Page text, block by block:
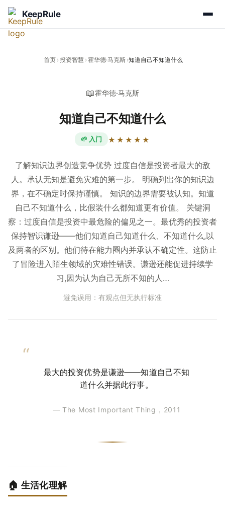
KeepRule
首页 ›投资智慧 ›霍华德·马克斯 ›知道自己不知道什么
📖霍华德·马克斯
知道自己不知道什么
🌱 入门 ★★★★★
了解知识边界创造竞争优势 过度自信是投资者最大的敌
人。承认无知是避免灾难的第一步。 明确列出你的知识边
界，在不确定时保持谨慎。 知识的边界需要被认知。知道
自己不知道什么，比假装什么都知道更有价值。 关键洞
察：过度自信是投资中最危险的偏见之一。最优秀的投资者
保持智识谦逊——他们知道自己知道什么、不知道什么,以
及两者的区别。他们待在能力圈内并承认不确定性。这防止
了冒险进入陌生领域的灾难性错误。谦逊还能促进持续学
习,因为认为自己无所不知的人…
避免误用：有观点但无执行标准
最大的投资优势是谦逊——知道自己不知
道什么并据此行事。
— The Most Important Thing，2011
🏠 生活化理解